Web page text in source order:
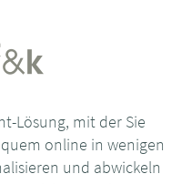
Lösung, mit der Sie
online in wenigen
und abwickeln